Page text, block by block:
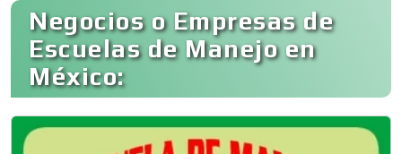
Negocios o Empresas de
Escuelas de Manejo en
México: